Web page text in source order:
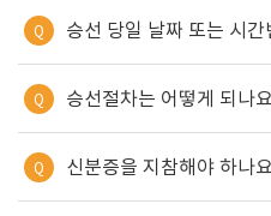
Q 승선 당일 날짜 또는 시
Q 승선절차는 어떻게 되나
Q 신분증을 지참해야 하나